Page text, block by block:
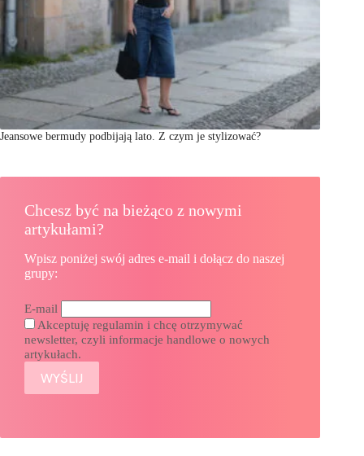
Jeansowe bermudy podbijają lato. Z czym je stylizować?
Chcesz być na bieżąco z nowymi
artykułami?
Wpisz poniżej swój adres e-mail i dołącz do naszej
grupy:
E-mail
Akceptuję regulamin i chcę otrzymywać
newsletter, czyli informacje handlowe o nowych
artykułach.